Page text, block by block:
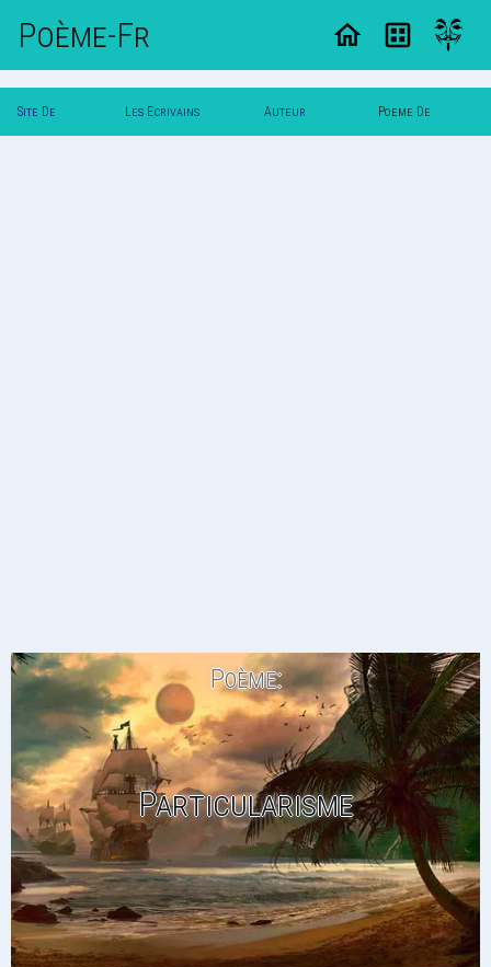
Poème-Fr
Site De Les Ecrivains Auteur Poeme De
Poème:
Particularisme